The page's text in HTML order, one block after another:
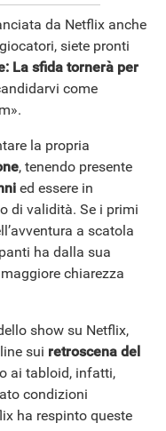
da Netflix anche
siete pronti
La sfida tornerà per
come
la propria
, tenendo presente
ed essere in
di validità. Se i primi
a scatola
ha dalla sua
chiarezza
show su Netflix,
sui retroscena del
ai tabloid, infatti,
condizioni
ha respinto queste